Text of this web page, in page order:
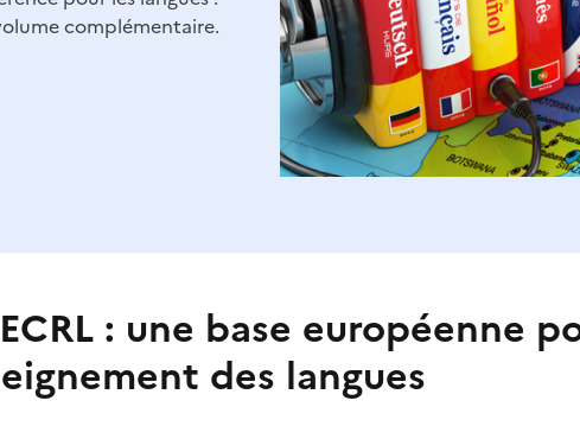
complémentaire.
: une base européenne
des langues